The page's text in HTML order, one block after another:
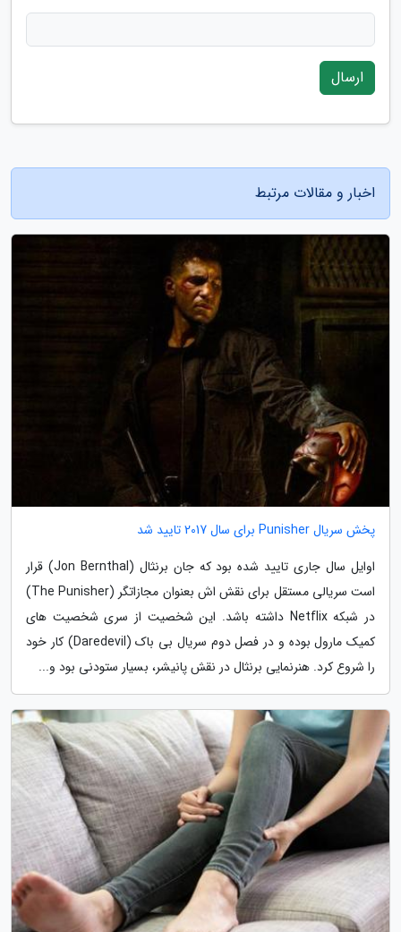
ارسال
اخبار و مقالات مرتبط
پخش سریال Punisher برای سال 2017 تایید شد
اوایل سال جاری تایید شده بود که جان برنثال (Jon Bernthal) قرار
است سریالی مستقل برای نقش اش بعنوان مجازاتگر (The Punisher)
در شبکه Netflix داشته باشد. این شخصیت از سری شخصیت های
کمیک مارول بوده و در فصل دوم سریال بی باک (Daredevil) کار خود
را شروع کرد. هنرنمایی برنثال در نقش پانیشر، بسیار ستودنی بود و...